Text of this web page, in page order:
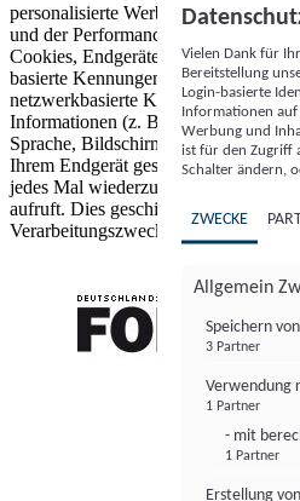
personalisierte Werbung und Inhalte,
und der Performance von Inhalten
Cookies, Endgeräte- oder ähnliche
basierte Kennungen, zufällig
netzwerkbasierte Kennungen)
Informationen (z. B. Browsertyp und
Sprache, Bildschirmgröße,
Ihrem Endgerät gespeichert oder von
jedes Mal wiederzuerkennen, wenn
aufruft. Dies geschieht für einen oder
Verarbeitungszwecke.
Vielen Dank für
Bereitstellung
Login-basierte
Informationen auf
Werbung und
ist für den Zugriff
Schalter ändern,
ZWECKE
Allgemein
Speichern
3 Partner
Verwendung
1 Partner
- mit
1 Partner
Erstellung
FONDS professionell